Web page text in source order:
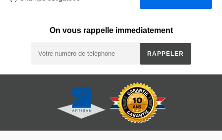
On vous rappelle immediatement